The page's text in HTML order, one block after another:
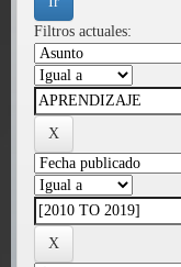
Filtros actuales: